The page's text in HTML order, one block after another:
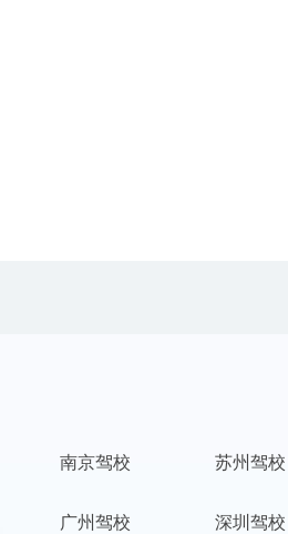
南京驾校 苏州驾校
广州驾校 深圳驾校